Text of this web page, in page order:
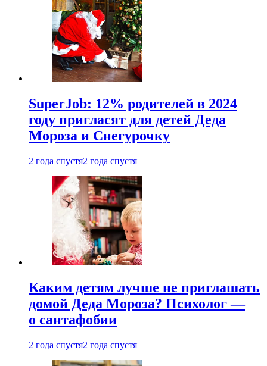
SuperJob: 12% родителей в 2024
году пригласят для детей Деда
Мороза и Снегурочку
2 года спустя2 года спустя
Каким детям лучше не приглашать
домой Деда Мороза? Психолог —
о сантафобии
2 года спустя2 года спустя